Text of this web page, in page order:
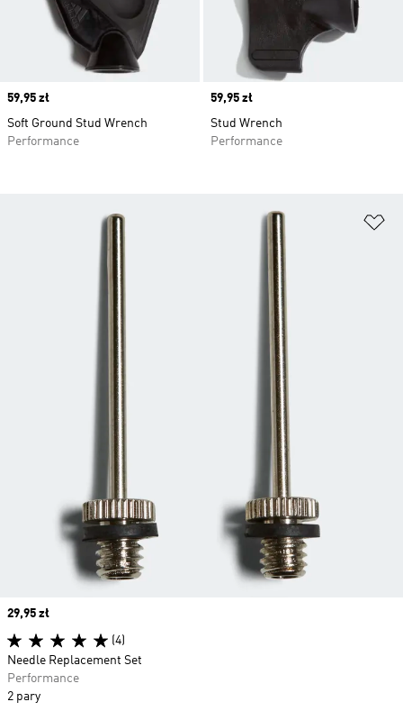
Price
59,95 zł
Soft Ground Stud Wrench
Performance
Price
59,95 zł
Stud Wrench
Performance
Price
29,95 zł
(4)
Needle Replacement Set
Performance
2 pary